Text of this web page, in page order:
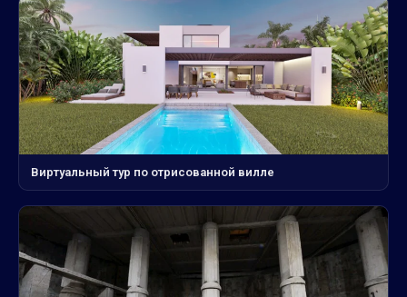
Виртуальный тур по отрисованной вилле